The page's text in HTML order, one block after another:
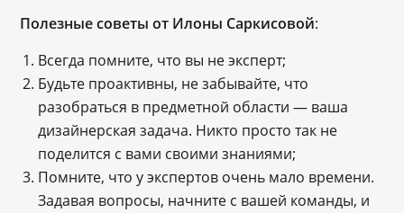
Полезные советы от Илоны Саркисовой:
Всегда помните, что вы не эксперт;
Будьте проактивны, не забывайте, что
разобраться в предметной области — ваша
дизайнерская задача. Никто просто так не
поделится с вами своими знаниями;
Помните, что у экспертов очень мало времени.
Задавая вопросы, начните с вашей команды, и